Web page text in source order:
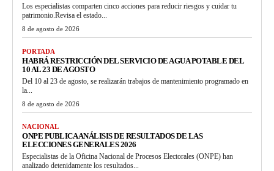
Los especialistas comparten cinco acciones para reducir riesgos y cuidar tu
patrimonio.Revisa el estado...
8 de agosto de 2026
PORTADA
HABRÁ RESTRICCIÓN DEL SERVICIO DE AGUA POTABLE DEL
10 AL 23 DE AGOSTO
Del 10 al 23 de agosto, se realizarán trabajos de mantenimiento programado en
la...
8 de agosto de 2026
NACIONAL
ONPE PUBLICA ANÁLISIS DE RESULTADOS DE LAS
ELECCIONES GENERALES 2026
Especialistas de la Oficina Nacional de Procesos Electorales (ONPE) han
analizado detenidamente los resultados...